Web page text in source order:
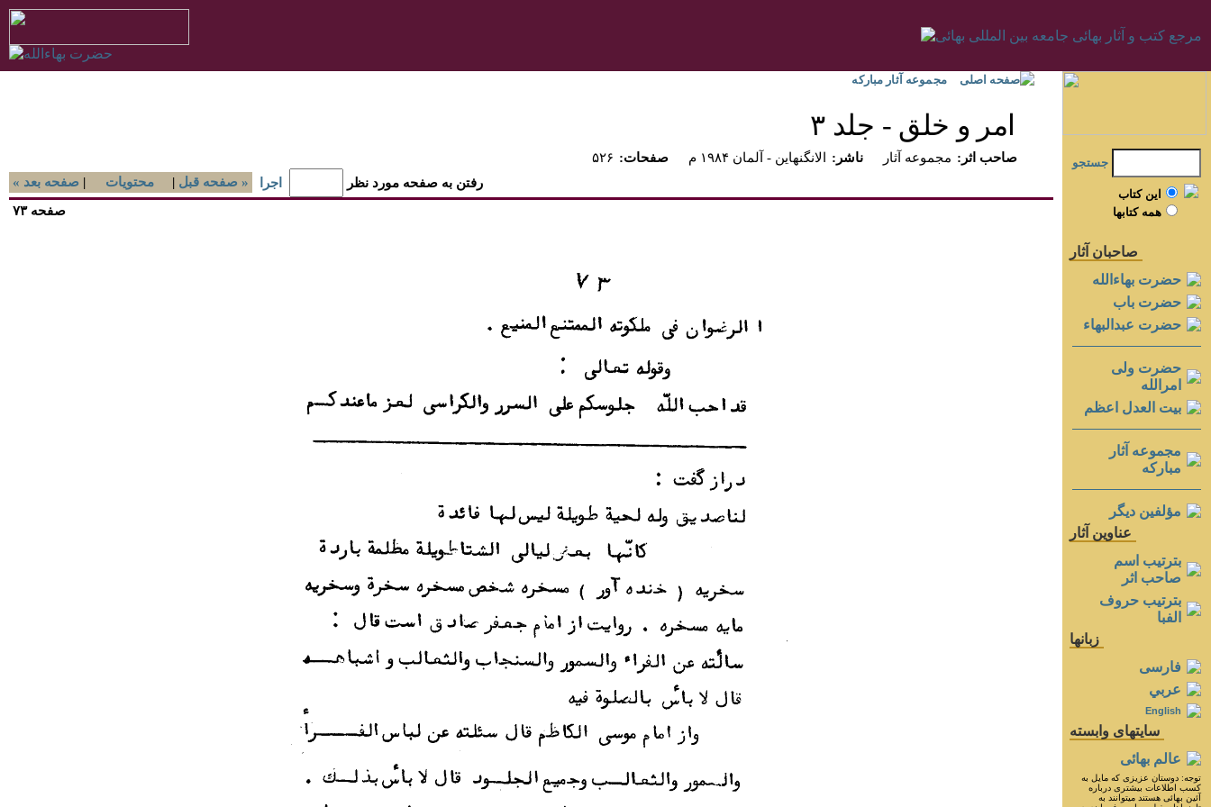
صفحه اصلی مجموعه آثار مبارکه
امر و خلق - جلد ۳
۵۲۶ :صفحات الانگنهاين - آلمان ۱۹۸۴ م :ناشر مجموعه آثار
:صاحب اثر
« صفحه بعد | محتويات | صفحه قبل » رفتن به صفحه مورد نظر
اجرا
جستجو
اين کتاب
همه کتابها
صاحبان آثار
حضرت بهاءالله
حضرت باب
حضرت عبدالبهاء
حضرت ولی
امرالله
بيت العدل اعظم
مجموعه آثار
مباركه
مؤلفين ديگر
عناوين آثار
بترتيب اسم
صاحب اثر
بترتيب حروف
الفبا
زبانها
فارسی
عربي
English
سايتهای وابسته
عالم بهائی
توجه: دوستان عزيزى كه مايل به
كسب اطلاعات بيشترى درباره
آئين بهائى هستند ميتوانند به